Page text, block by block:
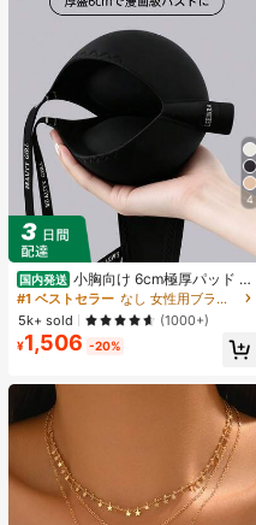
4
国内発送 小胸向け 6cm極厚パッド 盛
りブラ ノンワイヤー 谷間メイク シ
ームレス ボリュームアップ 美胸フィ
ット ブラジャー
#1 ベストセラー
なし 女性用ブラジャーとブラレット
5k+ sold
(1000+)
¥1,506 -20%